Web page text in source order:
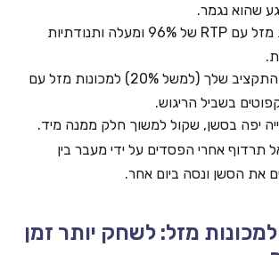
שהוא נגמר.
התמקד במכונות מזל עם RTP של 96% ומעלה ותנודתיות
הקצה רק חלק מהתקציב שלך (למשל 20%) למכונות מזל עם
בשביל הריגוש.
יפה בסשן, שקול למשוך חלק ממנה מיד.
תרדוף אחרי הפסדים על ידי מעבר בין
את הסשן ונסה ביום אחר.
מזל: לשחק יותר זמן